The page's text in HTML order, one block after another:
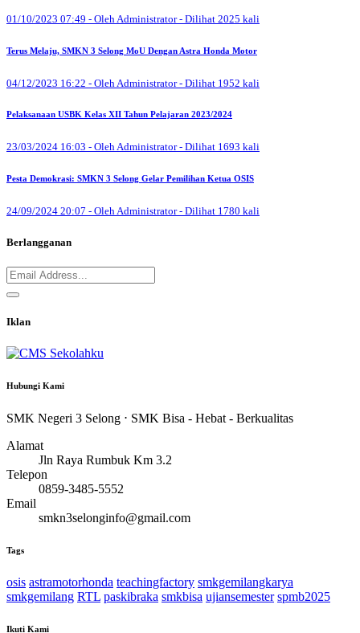
01/10/2023 07:49 - Oleh Administrator - Dilihat 2025 kali
Terus Melaju, SMKN 3 Selong MoU Dengan Astra Honda Motor
04/12/2023 16:22 - Oleh Administrator - Dilihat 1952 kali
Pelaksanaan USBK Kelas XII Tahun Pelajaran 2023/2024
23/03/2024 16:03 - Oleh Administrator - Dilihat 1693 kali
Pesta Demokrasi: SMKN 3 Selong Gelar Pemilihan Ketua OSIS
24/09/2024 20:07 - Oleh Administrator - Dilihat 1780 kali
Berlangganan
Iklan
Hubungi Kami
SMK Negeri 3 Selong ⋅ SMK Bisa - Hebat - Berkualitas
Alamat
Jln Raya Rumbuk Km 3.2
Telepon
0859-3485-5552
Email
smkn3selonginfo@gmail.com
Tags
osis astramotorhonda teachingfactory smkgemilangkarya
smkgemilang RTL paskibraka smkbisa ujiansemester spmb2025
Ikuti Kami